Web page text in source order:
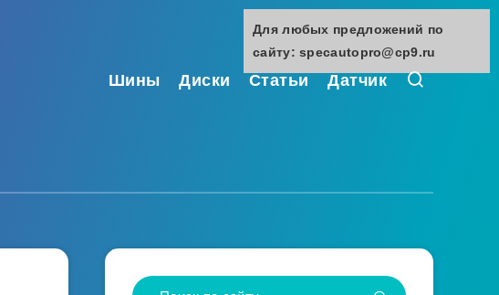
Шины Диски Статьи Датчик
Для любых предложений по
сайту: specautopro@cp9.ru